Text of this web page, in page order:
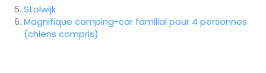
Stolwijk
Magnifique camping-car familial pour 4 personnes
(chiens compris)